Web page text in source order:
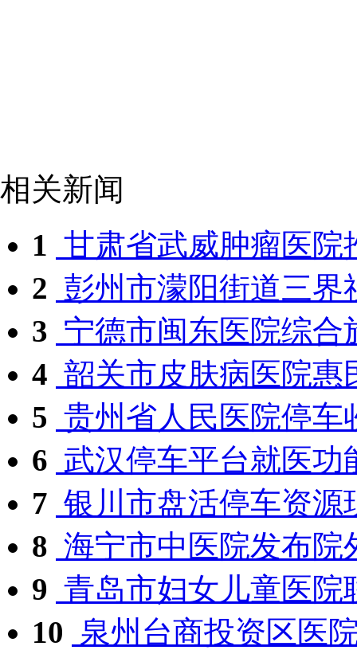
相关新闻
1 甘肃省武威肿瘤医院
2 彭州市濛阳街道三界
3 宁德市闽东医院综合
4 韶关市皮肤病医院惠
5 贵州省人民医院停车
6 武汉停车平台就医功
7 银川市盘活停车资源
8 海宁市中医院发布院
9 青岛市妇女儿童医院
10 泉州台商投资区医